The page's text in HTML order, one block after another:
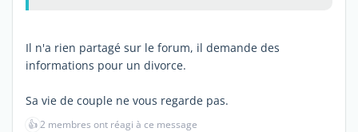
Il n'a rien partagé sur le forum, il demande des
informations pour un divorce.
Sa vie de couple ne vous regarde pas.
👍2 membres ont réagi à ce message